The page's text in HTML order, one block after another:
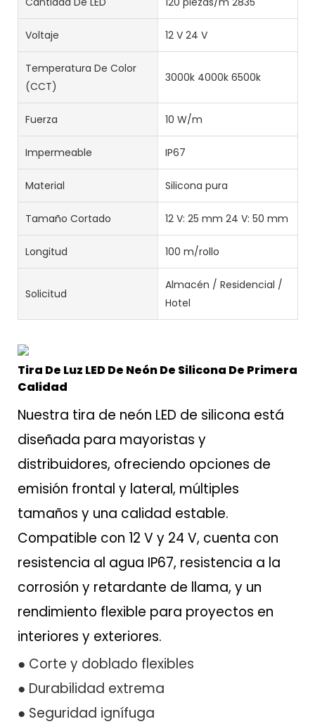
Voltaje 12 V 24 V
Temperatura De Color
(CCT)
3000k 4000k 6500k
Fuerza 10 W/m
Impermeable IP67
Material Silicona pura
Tamaño Cortado 12 V: 25 mm 24 V: 50 mm
Longitud 100 m/rollo
Solicitud
Almacén / Residencial /
Hotel
Tira De Luz LED De Neón De Silicona De Primera
Calidad
Nuestra tira de neón LED de silicona está
diseñada para mayoristas y
distribuidores, ofreciendo opciones de
emisión frontal y lateral, múltiples
tamaños y una calidad estable.
Compatible con 12 V y 24 V, cuenta con
resistencia al agua IP67, resistencia a la
corrosión y retardante de llama, y ​​un
rendimiento flexible para proyectos en
interiores y exteriores.
● Corte y doblado flexibles
● Durabilidad extrema
● Seguridad ignífuga